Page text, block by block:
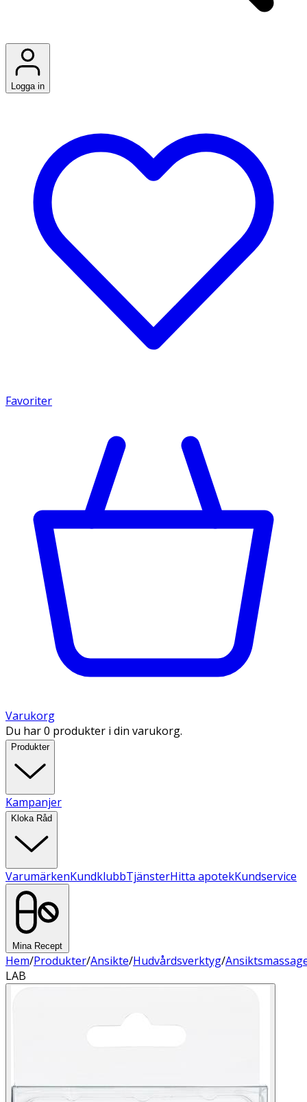
Logga in
Favoriter
Varukorg
Du har 0 produkter i din varukorg.
Produkter
Kampanjer
Kloka Råd
VarumärkenKundklubbTjänsterHitta apotekKundservice
Mina Recept
Hem/Produkter/Ansikte/Hudvårdsverktyg/
LAB